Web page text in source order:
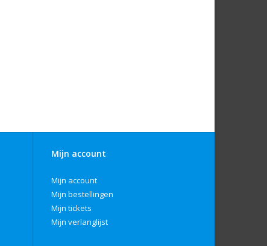
Mijn account
Mijn account
Mijn bestellingen
Mijn tickets
Mijn verlanglijst